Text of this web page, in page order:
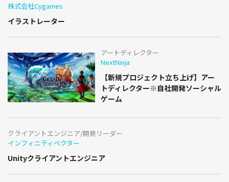
株式会社Cygames
イラストレーター
アートディレクター
NextNinja
【新規プロジェクト立ち上げ】アー
トディレクター※自社開発ソーシャル
ゲーム
クライアントエンジニア/開発リーダー
インフィニティベクター
Unityクライアントエンジニア